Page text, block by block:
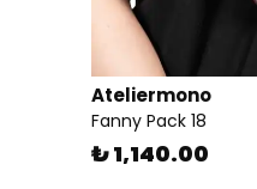
Ateliermono
Fanny Pack 18
₺ 1,140.00